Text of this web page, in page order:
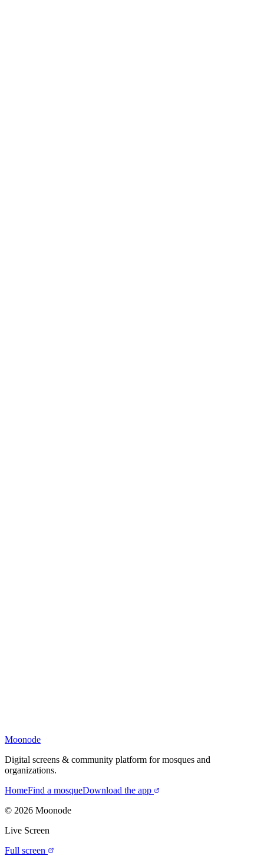
Moonode
Digital screens & community platform for mosques and
organizations.
HomeFind a mosqueDownload the app
© 2026 Moonode
Live Screen
Full screen